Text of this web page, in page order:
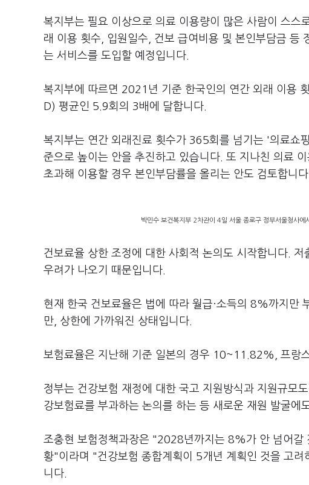
복지부는 필요 이상으로 의료 이용량이 많은 사람이 스
래 이용 횟수, 입원일수, 건보 급여비용 및 본인부담금 등
는 서비스를 도입할 예정입니다.
복지부에 따르면 2021년 기준 한국인의 연간 외래 이용
D) 평균인 5.9회의 3배에 달합니다.
복지부는 연간 외래진료 횟수가 365회를 넘기는 '의료
준으로 높이는 안을 추진하고 있습니다. 또 지나친 의료
초과해 이용할 경우 본인부담률을 올리는 안도 검토합니다.
박민수 보건복지부 2차관이 4일 서울 종로구 정부서울청사
건보료율 상한 조정에 대한 사회적 논의도 시작합니다.
우려가 나오기 때문입니다.
현재 한국 건보료율은 법에 따라 월급·소득의 8%까지
만, 상한에 가까워진 상태입니다.
보험료율은 지난해 기준 일본의 경우 10~11.82%, 프
정부는 건강보험 재정에 대한 국고 지원방식과 지원규모
강보험료를 부과하는 논의를 하는 등 새로운 재원 발굴에
조충현 보험정책과장은 "2028년까지는 8%가 안 넘어갈
황"이라며 "건강보험 종합계획이 5개년 계획인 것을 고
니다.